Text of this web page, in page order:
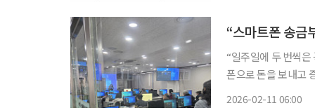
“일주일에 두 번씩
폰으로 돈을 보내고 증권사
2026-02-11 06:00